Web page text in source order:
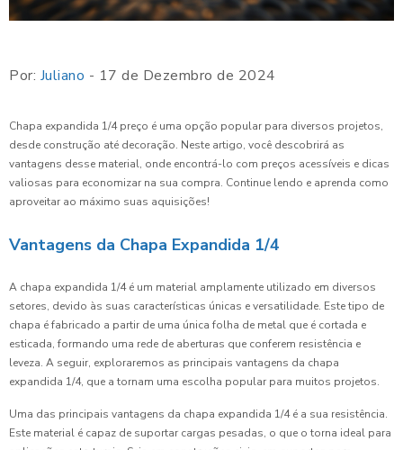
Por: Juliano - 17 de Dezembro de 2024
Chapa expandida 1/4 preço é uma opção popular para diversos projetos,
desde construção até decoração. Neste artigo, você descobrirá as
vantagens desse material, onde encontrá-lo com preços acessíveis e dicas
valiosas para economizar na sua compra. Continue lendo e aprenda como
aproveitar ao máximo suas aquisições!
Vantagens da Chapa Expandida 1/4
A chapa expandida 1/4 é um material amplamente utilizado em diversos
setores, devido às suas características únicas e versatilidade. Este tipo de
chapa é fabricado a partir de uma única folha de metal que é cortada e
esticada, formando uma rede de aberturas que conferem resistência e
leveza. A seguir, exploraremos as principais vantagens da chapa
expandida 1/4, que a tornam uma escolha popular para muitos projetos.
Uma das principais vantagens da chapa expandida 1/4 é a sua resistência.
Este material é capaz de suportar cargas pesadas, o que o torna ideal para